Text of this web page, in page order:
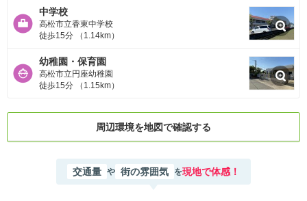
中学校
高松市立香東中学校
徒歩15分 （1.14km）
幼稚園・保育園
高松市立円座幼稚園
徒歩15分 （1.15km）
周辺環境を地図で確認する
交通量 や 街の雰囲気 を現地で体感！